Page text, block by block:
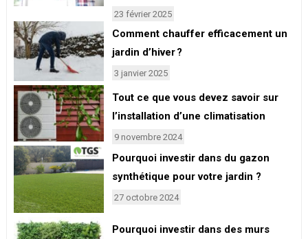
23 février 2025
Comment chauffer efficacement un
jardin d’hiver ?
3 janvier 2025
Tout ce que vous devez savoir sur
l’installation d’une climatisation
9 novembre 2024
Pourquoi investir dans du gazon
synthétique pour votre jardin ?
27 octobre 2024
Pourquoi investir dans des murs